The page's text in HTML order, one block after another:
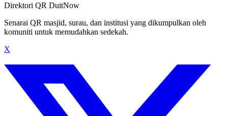
Direktori QR DuitNow
Senarai QR masjid, surau, dan institusi yang dikumpulkan oleh
komuniti untuk memudahkan sedekah.
X